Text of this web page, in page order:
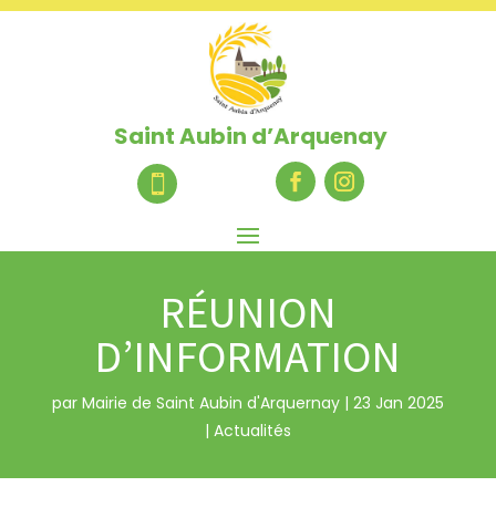
Saint Aubin d’Arquenay

RÉUNION
D’INFORMATION
par Mairie de Saint Aubin d'Arquernay| 23 Jan 2025
| Actualités